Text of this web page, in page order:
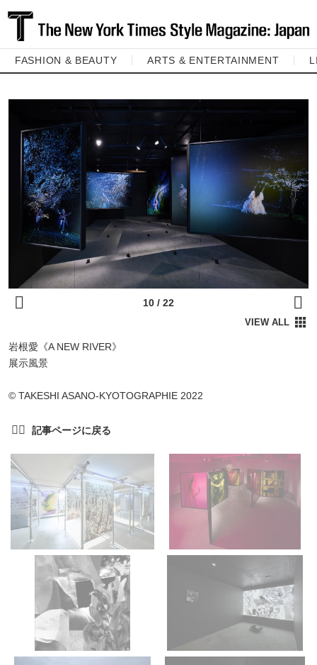
FASHION & BEAUTY ARTS & ENTERTAINMENT
岩根愛《A NEW RIVER》
展示風景
©︎ TAKESHI ASANO-KYOTOGRAPHIE 2022